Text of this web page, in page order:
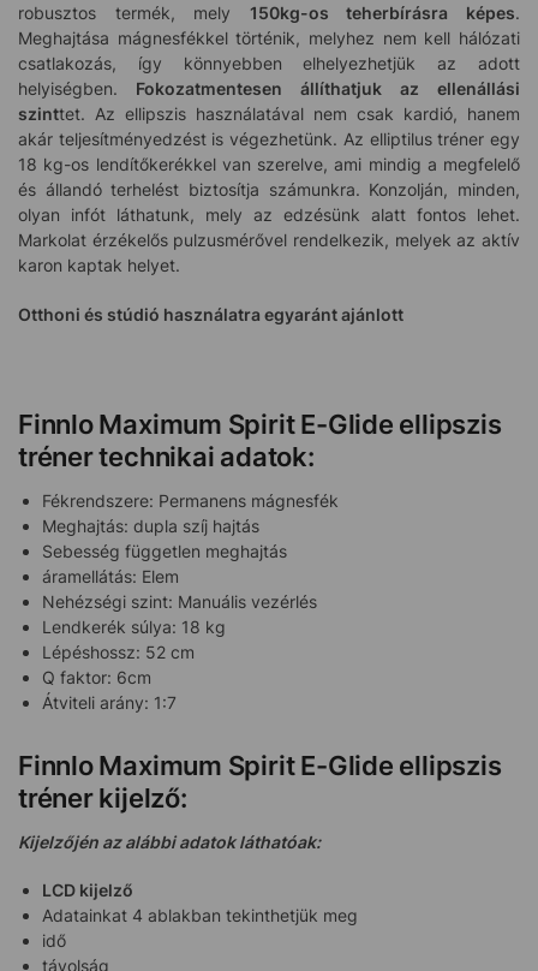
robusztos termék, mely 150kg-os teherbírásra képes.
Meghajtása mágnesfékkel történik, melyhez nem kell hálózati
csatlakozás, így könnyebben elhelyezhetjük az adott
helyiségben. Fokozatmentesen állíthatjuk az ellenállási
szinttet. Az ellipszis használatával nem csak kardió, hanem
akár teljesítményedzést is végezhetünk. Az elliptilus tréner egy
18 kg-os lendítőkerékkel van szerelve, ami mindig a megfelelő
és állandó terhelést biztosítja számunkra. Konzolján, minden,
olyan infót láthatunk, mely az edzésünk alatt fontos lehet.
Markolat érzékelős pulzusmérővel rendelkezik, melyek az aktív
karon kaptak helyet.
Otthoni és stúdió használatra egyaránt ajánlott
Finnlo Maximum Spirit E-Glide ellipszis
tréner technikai adatok:
Fékrendszere: Permanens mágnesfék
Meghajtás: dupla szíj hajtás
Sebesség független meghajtás
áramellátás: Elem
Nehézségi szint: Manuális vezérlés
Lendkerék súlya: 18 kg
Lépéshossz: 52 cm
Q faktor: 6cm
Átviteli arány: 1:7
Finnlo Maximum Spirit E-Glide ellipszis
tréner kijelző:
Kijelzőjén az alábbi adatok láthatóak:
LCD kijelző
Adatainkat 4 ablakban tekinthetjük meg
idő
távolság